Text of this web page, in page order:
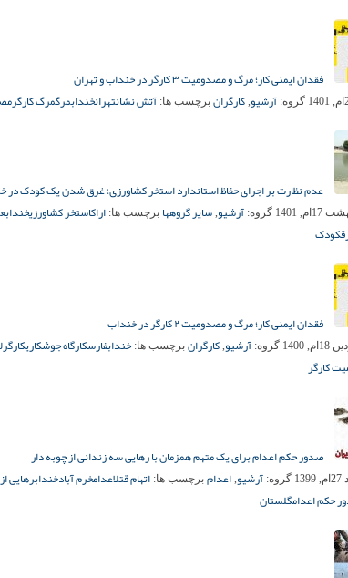
فقدان ایمنی کار؛ مرگ و مصدومیت ۳ کارگر در خنداب و تهران
گروه: آرشیو, کارگران برچسب ها: آتش نشانتهرانخندابمرگمرگ کارگر
عدم نظارت بر اجرای حفاظ استاندارد استخر کشاورزی؛ غرق شدن یک کودک در
1401 گروه: آرشیو, سایر گروهها برچسب ها: اراکاستخر کشاورزیخنداب
کودک
فقدان ایمنی کار؛ مرگ و مصدومیت ۲ کارگر در خنداب
1400 گروه: آرشیو, کارگران برچسب ها: خندابفارسکارگاه جوشکاریکارگر
کارگر
صدور حکم اعدام برای یک متهم همزمان با رهایی سه زندانی از چوبه دار
گروه: آرشیو, اعدام برچسب ها: اتهام قتلاعدامخرم آبادخندابرهایی
حکم اعدامگلستان